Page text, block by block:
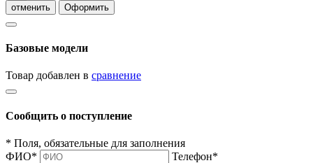
отменить
Оформить
Базовые модели
Товар добавлен в сравнение
Сообщить о поступление
* Поля, обязательные для заполнения
ФИО* Телефон*